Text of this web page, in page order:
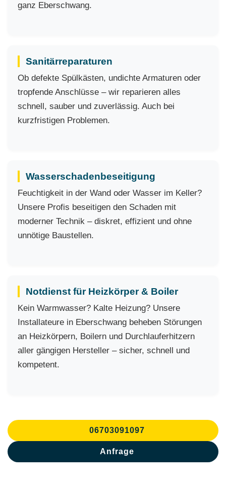
ganz Eberschwang.
Sanitärreparaturen
Ob defekte Spülkästen, undichte Armaturen oder
tropfende Anschlüsse – wir reparieren alles
schnell, sauber und zuverlässig. Auch bei
kurzfristigen Problemen.
Wasserschadenbeseitigung
Feuchtigkeit in der Wand oder Wasser im Keller?
Unsere Profis beseitigen den Schaden mit
moderner Technik – diskret, effizient und ohne
unnötige Baustellen.
Notdienst für Heizkörper & Boiler
Kein Warmwasser? Kalte Heizung? Unsere
Installateure in Eberschwang beheben Störungen
an Heizkörpern, Boilern und Durchlauferhitzern
aller gängigen Hersteller – sicher, schnell und
kompetent.
06703091097
Anfrage